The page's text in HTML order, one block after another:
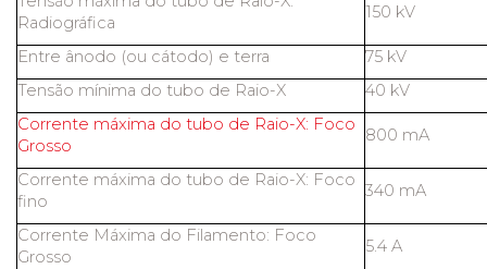
Radiográfica
150 kV
Entre ânodo (ou cátodo) e terra
75 kV
Tensão mínima do tubo de Raio-X
40 kV
Corrente máxima do tubo de Raio-X: Foco
Grosso
800 mA
Corrente máxima do tubo de Raio-X: Foco
fino
340 mA
Corrente Máxima do Filamento: Foco
Grosso
5.4 A